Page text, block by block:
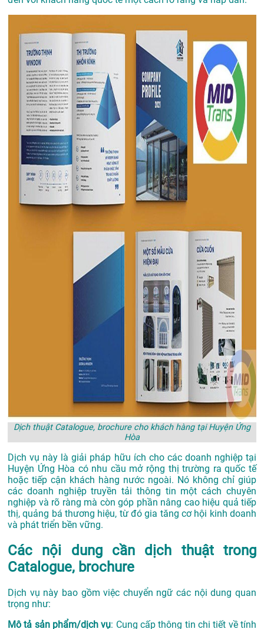
Dịch thuật Catalogue, brochure cho khách hàng tại Huyện Ứng
Hòa
Dịch vụ này là giải pháp hữu ích cho các doanh nghiệp tại
Huyện Ứng Hòa có nhu cầu mở rộng thị trường ra quốc tế
hoặc tiếp cận khách hàng nước ngoài. Nó không chỉ giúp
các doanh nghiệp truyền tải thông tin một cách chuyên
nghiệp và rõ ràng mà còn góp phần nâng cao hiệu quả tiếp
thị, quảng bá thương hiệu, từ đó gia tăng cơ hội kinh doanh
và phát triển bền vững.
Các nội dung cần dịch thuật trong
Catalogue, brochure
Dịch vụ này bao gồm việc chuyển ngữ các nội dung quan
trọng như:
Mô tả sản phẩm/dịch vụ: Cung cấp thông tin chi tiết về tính